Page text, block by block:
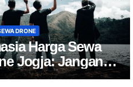
DRONE
Harga Sewa
Jogja: Jangan
Pilih, Rugi!